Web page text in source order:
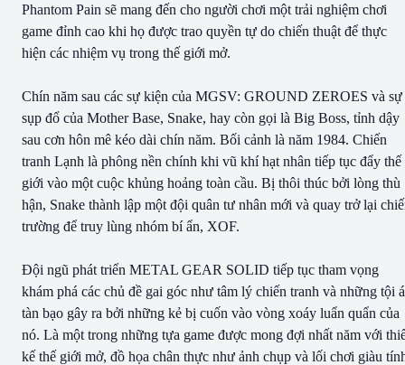
Phantom Pain sẽ mang đến cho người chơi một trải nghiệm chơi
game đỉnh cao khi họ được trao quyền tự do chiến thuật để thực
hiện các nhiệm vụ trong thế giới mở.
Chín năm sau các sự kiện của MGSV: GROUND ZEROES và sự
sụp đổ của Mother Base, Snake, hay còn gọi là Big Boss, tỉnh dậy
sau cơn hôn mê kéo dài chín năm. Bối cảnh là năm 1984. Chiến
tranh Lạnh là phông nền chính khi vũ khí hạt nhân tiếp tục đẩy thế
giới vào một cuộc khủng hoảng toàn cầu. Bị thôi thúc bởi lòng thù
hận, Snake thành lập một đội quân tư nhân mới và quay trở lại
trường để truy lùng nhóm bí ẩn, XOF.
Đội ngũ phát triển METAL GEAR SOLID tiếp tục tham vọng
khám phá các chủ đề gai góc như tâm lý chiến tranh và những tội
tàn bạo gây ra bởi những kẻ bị cuốn vào vòng xoáy luẩn quẩn của
nó. Là một trong những tựa game được mong đợi nhất năm với
kế thế giới mở, đồ họa chân thực như ảnh chụp và lối chơi giàu